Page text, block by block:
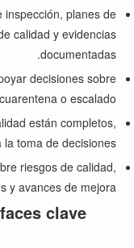
inspección, planes de
calidad y evidencias
documentadas.
decisiones sobre
o escalado.
están completos,
toma de decisiones.
riesgos de calidad,
y avances de mejora.
clave